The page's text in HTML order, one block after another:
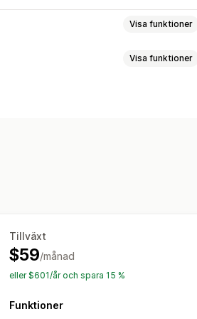
Visa funktioner
Visa funktioner
Tillväxt
$59/månad
eller $601/år och spara 15 %
Funktioner